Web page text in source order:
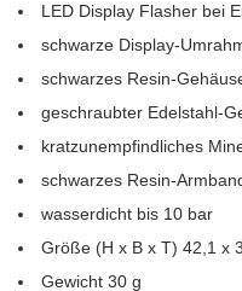
LED Display Flasher bei
schwarze Display-
schwarzes Resin-
geschraubter Edelstahl-
kratzunempfindliches
schwarzes Resin-
wasserdicht bis 10 bar
Größe (H x B x T) 42,1 x
Gewicht 30 g